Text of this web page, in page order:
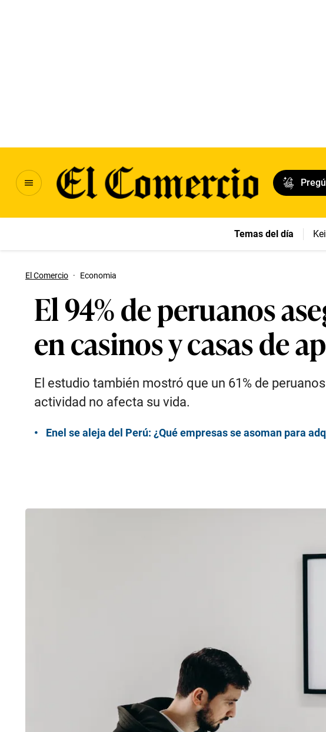
Temas del día
El Comercio · Economia
El 94% de peruanos
en casinos y casas de
El estudio también mostró que un 61% de
actividad no afecta su vida.
Enel se aleja del Perú: ¿Qué empresas se asoman para